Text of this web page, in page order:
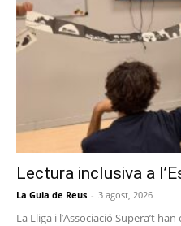
Lectura inclusiva a
La Guia de Reus - 3 agost, 2026
La Lliga i l’Associació Supera’t